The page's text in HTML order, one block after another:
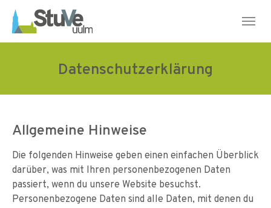
Skip to main navigation
Skip to main content
Skip to page footer
Datenschutzerklärung
Allgemeine Hinweise
Die folgenden Hinweise geben einen einfachen Überblick
darüber, was mit Ihren personenbezogenen Daten
passiert, wenn du unsere Website besuchst.
Personenbezogene Daten sind alle Daten, mit denen du